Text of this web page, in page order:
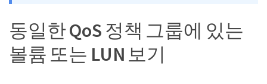
동일한 QoS 정책 그룹에 있는
볼륨 또는 LUN 보기